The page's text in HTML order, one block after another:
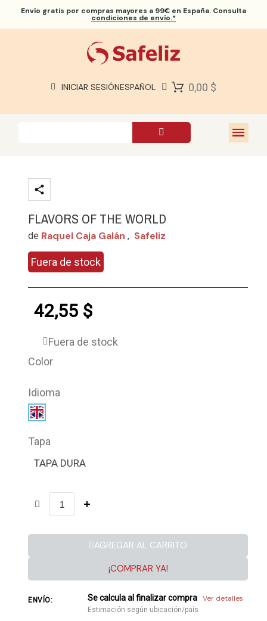
Envío gratis por compras mayores a 99€ en España. Consulta
condiciones de envío.*
INICIAR SESIÓNESPAÑOL 0,00 $
FLAVORS OF THE WORLD
de Raquel Caja Galán , Safeliz
Fuera de stock
42,55 $
Fuera de stock
Color
Idioma
Tapa
TAPA DURA
AGREGAR AL CARRITO
¡COMPRAR YA!
ENVÍO: Se calcula al finalizar compra Ver detalles
Estimación según ubicación/país